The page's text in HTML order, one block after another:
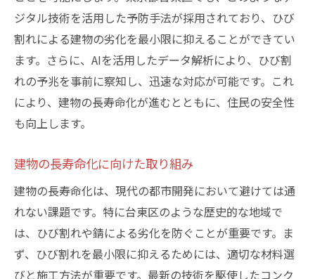
ジタル技術を活用した予防手法が採用されており、ひび
割れによる建物の劣化を最小限に抑えることができてい
ます。さらに、AIを活用したデータ解析により、ひび割
れの予兆を事前に察知し、迅速な対応が可能です。これ
により、建物の長寿命化が進むとともに、住民の安全性
も向上します。
建物の長寿命化に向けた取り組み
建物の長寿命化は、現代の都市開発において避けては通
れない課題です。特に台東区のような歴史的な地域で
は、ひび割れや錆による劣化を防ぐことが重要です。ま
ず、ひび割れを最小限に抑えるためには、適切な材料選
びと施工方法が重要です。最新の技術を駆使したコンク